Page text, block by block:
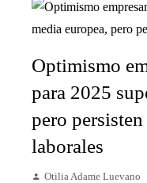
Optimismo
para 2025
pero
laborales
Otilia Adame Luevano